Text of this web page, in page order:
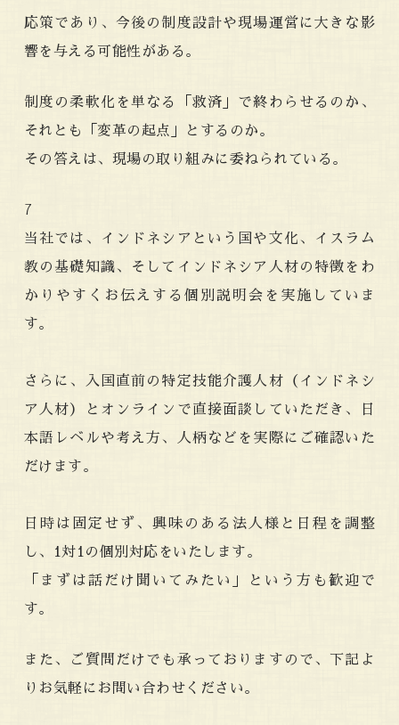
応策であり、今後の制度設計や現場運営に大きな影
響を与える可能性がある。
制度の柔軟化を単なる「救済」で終わらせるのか、
それとも「変革の起点」とするのか。
その答えは、現場の取り組みに委ねられている。
7
当社では、インドネシアという国や文化、イスラム
教の基礎知識、そしてインドネシア人材の特徴をわ
かりやすくお伝えする個別説明会を実施していま
す。
さらに、入国直前の特定技能介護人材（インドネシ
ア人材）とオンラインで直接面談していただき、日
本語レベルや考え方、人柄などを実際にご確認いた
だけます。
日時は固定せず、興味のある法人様と日程を調整
し、1対1の個別対応をいたします。
「まずは話だけ聞いてみたい」という方も歓迎で
す。
また、ご質問だけでも承っておりますので、下記よ
りお気軽にお問い合わせください。